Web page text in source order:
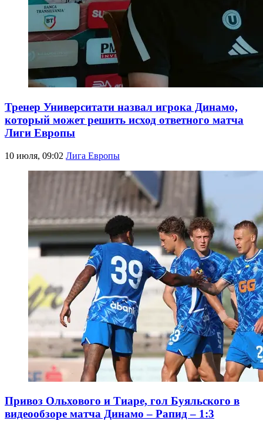
Тренер Университати назвал игрока Динамо,
который может решить исход ответного матча
Лиги Европы
10 июля, 09:02 Лига Европы
Привоз Ольхового и Тиаре, гол Буяльского в
видеообзоре матча Динамо – Рапид – 1:3